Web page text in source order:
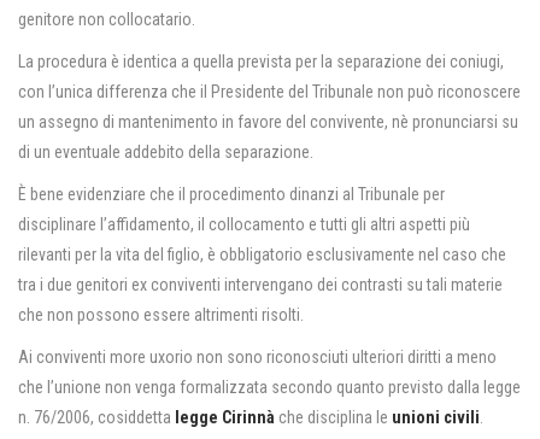
genitore non collocatario.
La procedura è identica a quella prevista per la separazione dei coniugi,
con l’unica differenza che il Presidente del Tribunale non può riconoscere
un assegno di mantenimento in favore del convivente, nè pronunciarsi su
di un eventuale addebito della separazione.
È bene evidenziare che il procedimento dinanzi al Tribunale per
disciplinare l’affidamento, il collocamento e tutti gli altri aspetti più
rilevanti per la vita del figlio, è obbligatorio esclusivamente nel caso che
tra i due genitori ex conviventi intervengano dei contrasti su tali materie
che non possono essere altrimenti risolti.
Ai conviventi more uxorio non sono riconosciuti ulteriori diritti a meno
che l’unione non venga formalizzata secondo quanto previsto dalla legge
n. 76/2006, cosiddetta legge Cirinnà che disciplina le unioni civili